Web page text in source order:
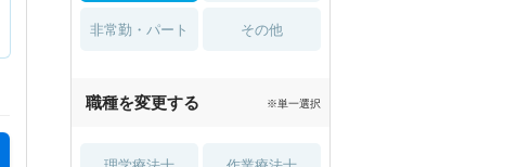
積極採用中 WEB面接OK
非常勤・パート その他
職種を変更する ※単一選択